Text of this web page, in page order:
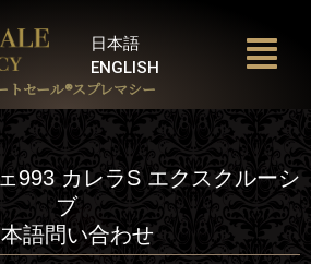
日本語
ENGLISH
トセール®︎スプレマシー
993 カレラS エクスクルーシ
ブ
本語問い合わせ